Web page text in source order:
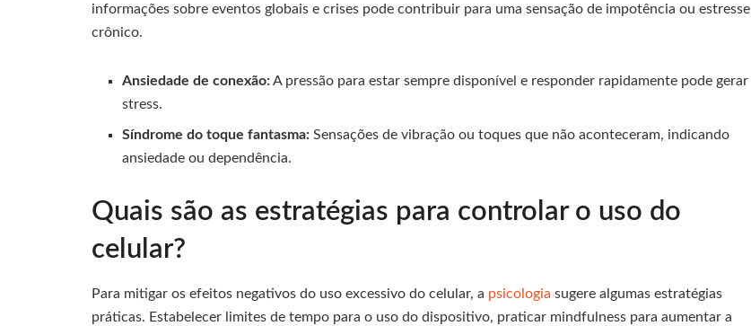
informações sobre eventos globais e crises pode contribuir para uma sensação de impotência ou estresse
crônico.
Ansiedade de conexão:A pressão para estar sempre disponível e responder rapidamente pode gerar
stress.
Síndrome do toque fantasma: Sensações de vibração ou toques que não aconteceram, indicando
ansiedade ou dependência.
Quais são as estratégias para controlar o uso do
celular?
Para mitigar os efeitos negativos do uso excessivo do celular, a psicologia sugere algumas estratégias
práticas. Estabelecer limites de tempo para o uso do dispositivo, praticar mindfulness para aumentar a